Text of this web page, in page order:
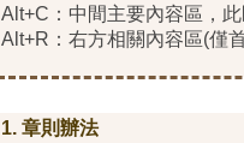
Alt+C：中間主要內容區，
Alt+R：右方相關內容區(僅
1. 章則辦法